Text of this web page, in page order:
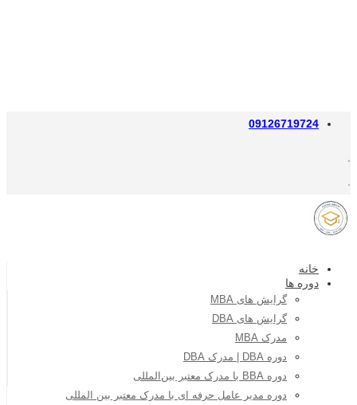
09126719724
خانه
دوره ها
گرایش های MBA
گرایش های DBA
مدرک MBA
دوره DBA | مدرک DBA
دوره BBA با مدرک معتبر بین‌المللی
دوره مدیر عامل حرفه ای با مدرک معتبر بین المللی